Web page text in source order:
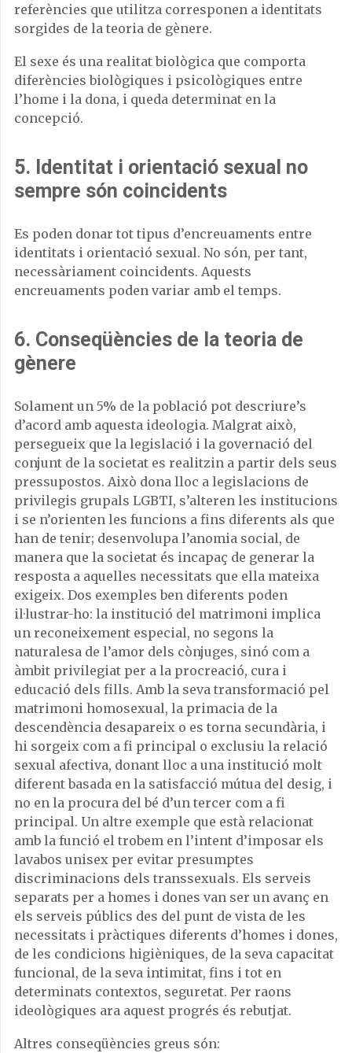
referències que utilitza corresponen a identitats
sorgides de la teoria de gènere.
El sexe és una realitat biològica que comporta
diferències biològiques i psicològiques entre
l’home i la dona, i queda determinat en la
concepció.
5. Identitat i orientació sexual no
sempre són coincidents
Es poden donar tot tipus d’encreuaments entre
identitats i orientació sexual. No són, per tant,
necessàriament coincidents. Aquests
encreuaments poden variar amb el temps.
6. Conseqüències de la teoria de
gènere
Solament un 5% de la població pot descriure’s
d’acord amb aquesta ideologia. Malgrat això,
persegueix que la legislació i la governació del
conjunt de la societat es realitzin a partir dels seus
pressupostos. Això dona lloc a legislacions de
privilegis grupals LGBTI, s’alteren les institucions
i se n’orienten les funcions a fins diferents als que
han de tenir; desenvolupa l’anomia social, de
manera que la societat és incapaç de generar la
resposta a aquelles necessitats que ella mateixa
exigeix. Dos exemples ben diferents poden
il·lustrar-ho: la institució del matrimoni implica
un reconeixement especial, no segons la
naturalesa de l’amor dels cònjuges, sinó com a
àmbit privilegiat per a la procreació, cura i
educació dels fills. Amb la seva transformació pel
matrimoni homosexual, la primacia de la
descendència desapareix o es torna secundària, i
hi sorgeix com a fi principal o exclusiu la relació
sexual afectiva, donant lloc a una institució molt
diferent basada en la satisfacció mútua del desig, i
no en la procura del bé d’un tercer com a fi
principal. Un altre exemple que està relacionat
amb la funció el trobem en l’intent d’imposar els
lavabos unisex per evitar presumptes
discriminacions dels transsexuals. Els serveis
separats per a homes i dones van ser un avanç en
els serveis públics des del punt de vista de les
necessitats i pràctiques diferents d’homes i dones,
de les condicions higièniques, de la seva capacitat
funcional, de la seva intimitat, fins i tot en
determinats contextos, seguretat. Per raons
ideològiques ara aquest progrés és rebutjat.
Altres conseqüències greus són: